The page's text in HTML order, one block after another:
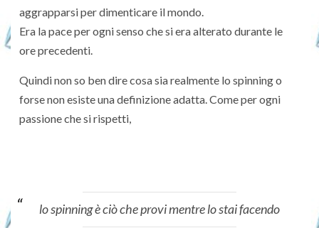
aggrapparsi per dimenticare il mondo.
Era la pace per ogni senso che si era alterato durante le
ore precedenti.
Quindi non so ben dire cosa sia realmente lo spinning o
forse non esiste una definizione adatta. Come per ogni
passione che si rispetti,
lo spinning è ciò che provi mentre lo stai facendo